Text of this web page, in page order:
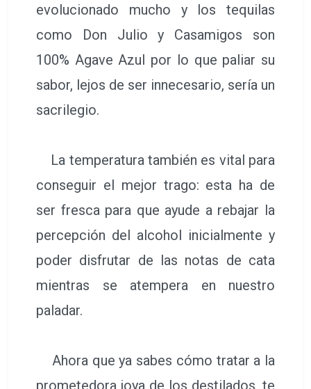
evolucionado mucho y los tequilas
como Don Julio y Casamigos son
100% Agave Azul por lo que paliar su
sabor, lejos de ser innecesario, sería un
sacrilegio.
La temperatura también es vital para
conseguir el mejor trago: esta ha de
ser fresca para que ayude a rebajar la
percepción del alcohol inicialmente y
poder disfrutar de las notas de cata
mientras se atempera en nuestro
paladar.
Ahora que ya sabes cómo tratar a la
prometedora joya de los destilados, te